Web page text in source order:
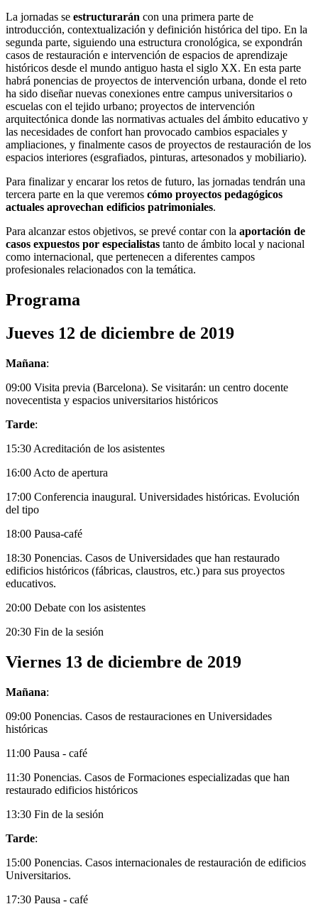
La jornadas se estructurarán con una primera parte de
introducción, contextualización y definición histórica del tipo. En la
segunda parte, siguiendo una estructura cronológica, se expondrán
casos de restauración e intervención de espacios de aprendizaje
históricos desde el mundo antiguo hasta el siglo XX. En esta parte
habrá ponencias de proyectos de intervención urbana, donde el reto
ha sido diseñar nuevas conexiones entre campus universitarios o
escuelas con el tejido urbano; proyectos de intervención
arquitectónica donde las normativas actuales del ámbito educativo y
las necesidades de confort han provocado cambios espaciales y
ampliaciones, y finalmente casos de proyectos de restauración de los
espacios interiores (esgrafiados, pinturas, artesonados y mobiliario).
Para finalizar y encarar los retos de futuro, las jornadas tendrán una
tercera parte en la que veremos cómo proyectos pedagógicos
actuales aprovechan edificios patrimoniales.
Para alcanzar estos objetivos, se prevé contar con la aportación de
casos expuestos por especialistas tanto de ámbito local y nacional
como internacional, que pertenecen a diferentes campos
profesionales relacionados con la temática.
Programa
Jueves 12 de diciembre de 2019
Mañana:
09:00 Visita previa (Barcelona). Se visitarán: un centro docente
novecentista y espacios universitarios históricos
Tarde:
15:30 Acreditación de los asistentes
16:00 Acto de apertura
17:00 Conferencia inaugural. Universidades históricas. Evolución
del tipo
18:00 Pausa-café
18:30 Ponencias. Casos de Universidades que han restaurado
edificios históricos (fábricas, claustros, etc.) para sus proyectos
educativos.
20:00 Debate con los asistentes
20:30 Fin de la sesión
Viernes 13 de diciembre de 2019
Mañana:
09:00 Ponencias. Casos de restauraciones en Universidades
históricas
11:00 Pausa - café
11:30 Ponencias. Casos de Formaciones especializadas que han
restaurado edificios históricos
13:30 Fin de la sesión
Tarde:
15:00 Ponencias. Casos internacionales de restauración de edificios
Universitarios.
17:30 Pausa - café